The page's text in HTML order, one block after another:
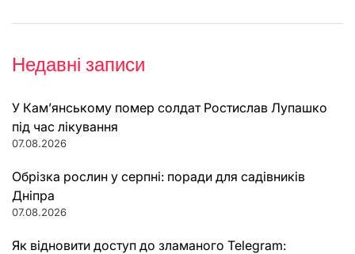
Недавні записи
У Кам’янському помер солдат Ростислав Лупашко
під час лікування
07.08.2026
Обрізка рослин у серпні: поради для садівників
Дніпра
07.08.2026
Як відновити доступ до зламаного Telegram: